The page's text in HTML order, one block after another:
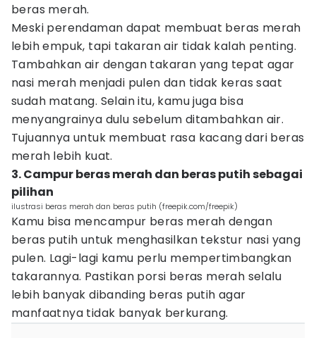
beras merah.
Meski perendaman dapat membuat beras merah
lebih empuk, tapi takaran air tidak kalah penting.
Tambahkan air dengan takaran yang tepat agar
nasi merah menjadi pulen dan tidak keras saat
sudah matang. Selain itu, kamu juga bisa
menyangrainya dulu sebelum ditambahkan air.
Tujuannya untuk membuat rasa kacang dari beras
merah lebih kuat.
3. Campur beras merah dan beras putih sebagai
pilihan
ilustrasi beras merah dan beras putih (freepik.com/freepik)
Kamu bisa mencampur beras merah dengan
beras putih untuk menghasilkan tekstur nasi yang
pulen. Lagi-lagi kamu perlu mempertimbangkan
takarannya. Pastikan porsi beras merah selalu
lebih banyak dibanding beras putih agar
manfaatnya tidak banyak berkurang.